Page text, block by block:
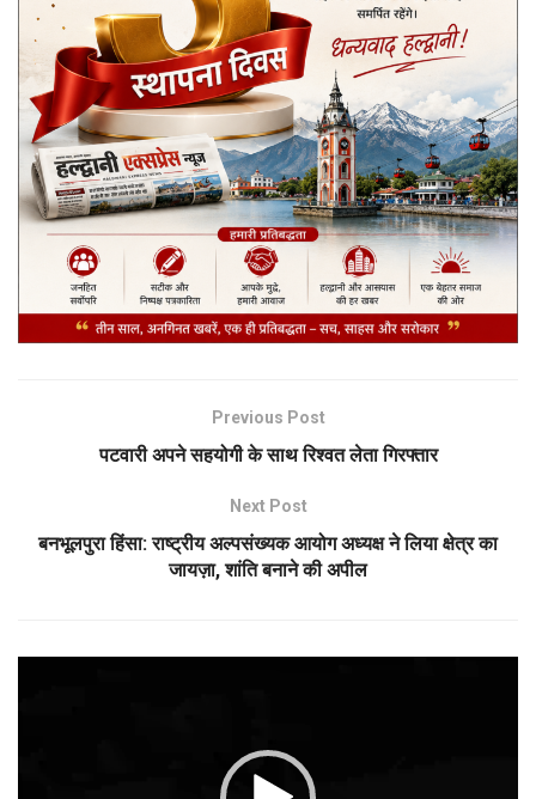
Previous Post
पटवारी अपने सहयोगी के साथ रिश्वत लेता गिरफ्तार
Next Post
बनभूलपुरा हिंसा: राष्ट्रीय अल्पसंख्यक आयोग अध्यक्ष ने लिया क्षेत्र का
जायज़ा, शांति बनाने की अपील